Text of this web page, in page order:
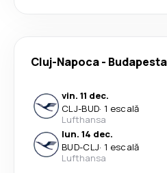
Cluj-Napoca- Budapesta
vin. 11 dec.
CLJ-BUD· 1 escală
Lufthansa
lun. 14 dec.
BUD-CLJ· 1 escală
Lufthansa